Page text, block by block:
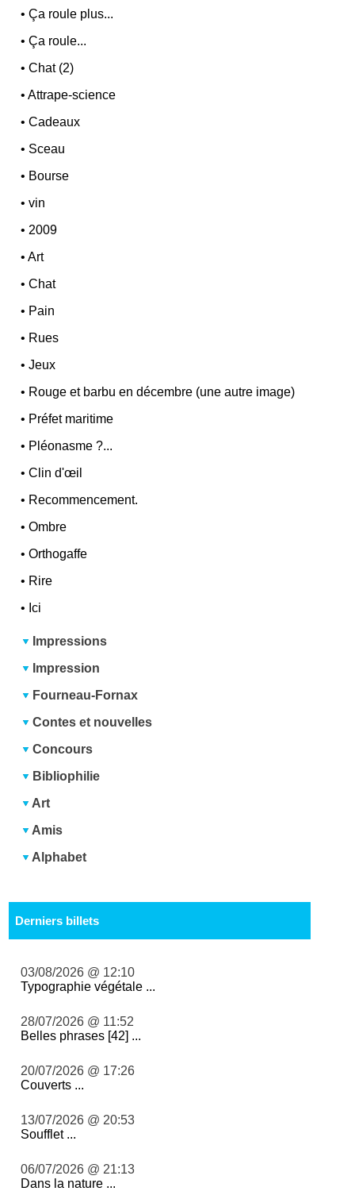
•Ça roule plus...
•Ça roule...
•Chat (2)
•Attrape-science
•Cadeaux
• Sceau
• Bourse
•vin
• 2009
•Art
•Chat
• Pain
• Rues
•Jeux
• Rouge et barbu en décembre (une autre image)
• Préfet maritime
• Pléonasme ?...
•Clin d'œil
• Recommencement.
•Ombre
•Orthogaffe
• Rire
• Ici
Impressions
Impression
Fourneau-Fornax
Contes et nouvelles
Concours
Bibliophilie
Art
Amis
Alphabet
Derniers billets
03/08/2026 @ 12:10
Typographie végétale ...
28/07/2026 @ 11:52
Belles phrases [42] ...
20/07/2026 @ 17:26
Couverts ...
13/07/2026 @ 20:53
Soufflet ...
06/07/2026 @ 21:13
Dans la nature ...